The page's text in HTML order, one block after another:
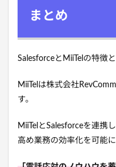
まとめ
SalesforceとMiiTelの特徴
MiiTelは株式会社
す。
MiiTelとSalesforceを連携
高め業務の効率化を可能に